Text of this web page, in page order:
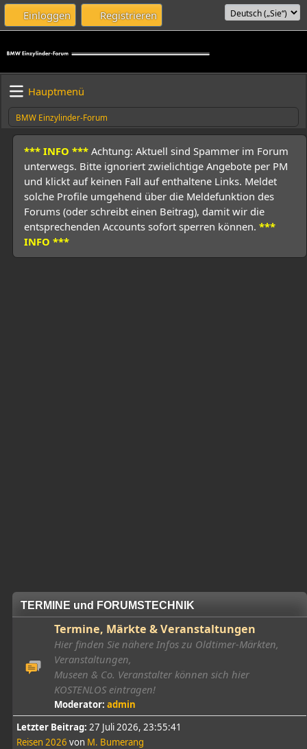
Einloggen Registrieren
Hauptmenü
BMW Einzylinder-Forum
*** INFO *** Achtung: Aktuell sind Spammer im Forum
unterwegs. Bitte ignoriert zwielichtige Angebote per PM
und klickt auf keinen Fall auf enthaltene Links. Meldet
solche Profile umgehend über die Meldefunktion des
Forums (oder schreibt einen Beitrag), damit wir die
entsprechenden Accounts sofort sperren können. ***
INFO ***
TERMINE und FORUMSTECHNIK
Termine, Märkte & Veranstaltungen
Hier finden Sie nähere Infos zu Oldtimer-Märkten,
Veranstaltungen,
Museen & Co. Veranstalter können sich hier
KOSTENLOS eintragen!
Moderator: admin
Letzter Beitrag: 27 Juli 2026, 23:55:41
Reisen 2026 von M. Bumerang